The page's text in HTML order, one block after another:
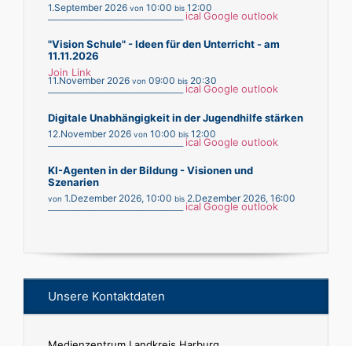
1.September 2026 von 10:00 bis 12:00
___________________________________________ ical Google outlook
"Vision Schule" - Ideen für den Unterricht - am
11.11.2026
Join Link
11.November 2026 von 09:00 bis 20:30
ical Google outlook
Digitale Unabhängigkeit in der Jugendhilfe stärken
12.November 2026 von 10:00 bis 12:00
ical Google outlook
KI-Agenten in der Bildung - Visionen und
Szenarien
von 1.Dezember 2026, 10:00 bis 2.Dezember 2026, 16:00
ical Google outlook
Unsere Kontaktdaten